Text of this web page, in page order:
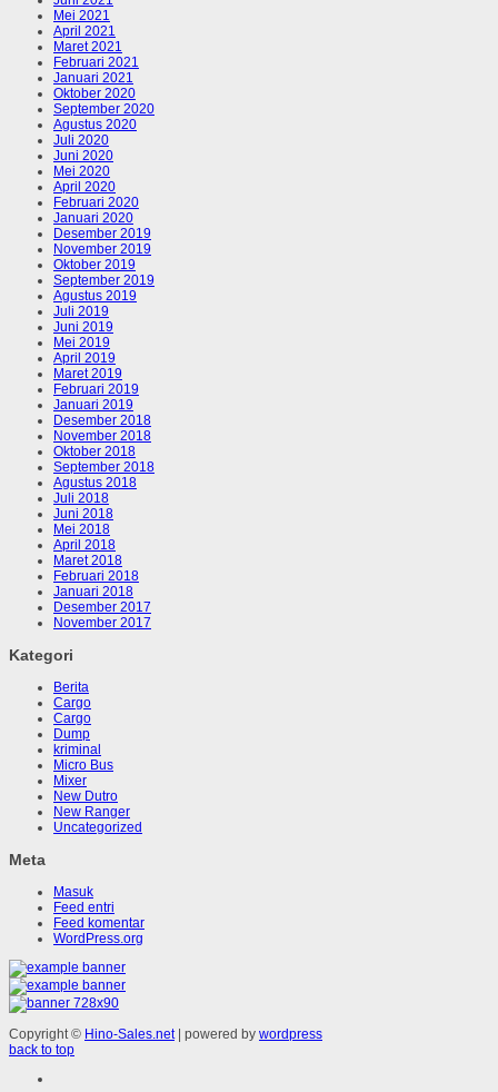
Mei 2021
April 2021
Maret 2021
Februari 2021
Januari 2021
Oktober 2020
September 2020
Agustus 2020
Juli 2020
Juni 2020
Mei 2020
April 2020
Februari 2020
Januari 2020
Desember 2019
November 2019
Oktober 2019
September 2019
Agustus 2019
Juli 2019
Juni 2019
Mei 2019
April 2019
Maret 2019
Februari 2019
Januari 2019
Desember 2018
November 2018
Oktober 2018
September 2018
Agustus 2018
Juli 2018
Juni 2018
Mei 2018
April 2018
Maret 2018
Februari 2018
Januari 2018
Desember 2017
November 2017
Kategori
Berita
Cargo
Cargo
Dump
kriminal
Micro Bus
Mixer
New Dutro
New Ranger
Uncategorized
Meta
Masuk
Feed entri
Feed komentar
WordPress.org
Copyright © Hino-Sales.net| powered by wordpress
back to top